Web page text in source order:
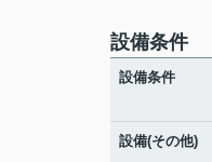
設備条件
設備条件
設備(その他)